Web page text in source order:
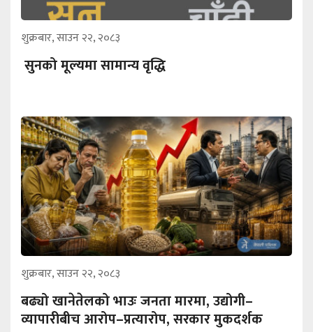
शुक्रबार, साउन २२, २०८३
सुनको मूल्यमा सामान्य वृद्धि
शुक्रबार, साउन २२, २०८३
बढ्यो खानेतेलको भाउः जनता मारमा, उद्योगी–
व्यापारीबीच आरोप–प्रत्यारोप, सरकार मुकदर्शक